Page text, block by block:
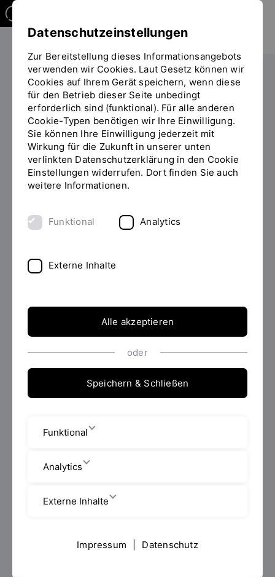
Sie
befinden
sich
auf
der
Seite
"Detailansicht"
Studieren Studiengangübersicht
INHALT
MASTER OF SCIENCE (M.SC.)
Maschinenbau studieren
Der Maschinenbau als universelle Ingenieurdisziplin
generiert technische Lösungen für viele Bereiche, so
Energie, Umwelt, Digitalisierung und Mobilität.
Maschinenbauingenieurinnen und -ingenieure
Energieanlagen oder Produktionsmaschinen.
Foto: Andreas Ellermeier / OTH Regensburg
Datenschutzeinstellungen
Zur Bereitstellung dieses Informationsangebots
verwenden wir Cookies. Laut Gesetz können wir
Cookies auf Ihrem Gerät speichern, wenn diese
für den Betrieb dieser Seite unbedingt
erforderlich sind (funktional). Für alle anderen
Cookie-Typen benötigen wir Ihre Einwilligung.
Sie können Ihre Einwilligung jederzeit mit
Wirkung für die Zukunft in unserer unten
verlinkten Datenschutzerklärung in den Cookie
Einstellungen widerrufen. Dort finden Sie auch
weitere Informationen.
Funktional Analytics
Externe Inhalte
Alle akzeptieren
oder
Speichern & Schließen
Funktional
Analytics
Externe Inhalte
Impressum Datenschutz